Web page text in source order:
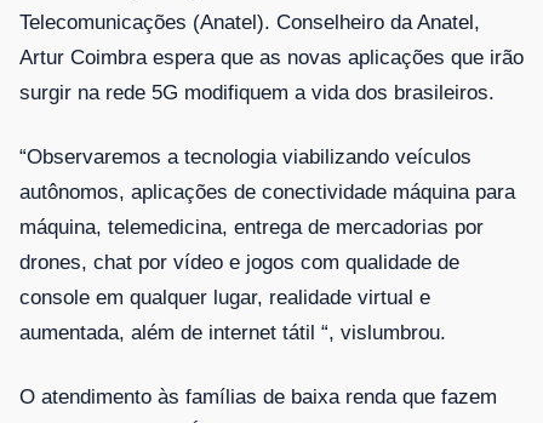
Telecomunicações (Anatel). Conselheiro da Anatel,
Artur Coimbra espera que as novas aplicações que irão
surgir na rede 5G modifiquem a vida dos brasileiros.
“Observaremos a tecnologia viabilizando veículos
autônomos, aplicações de conectividade máquina para
máquina, telemedicina, entrega de mercadorias por
drones, chat por vídeo e jogos com qualidade de
console em qualquer lugar, realidade virtual e
aumentada, além de internet tátil “, vislumbrou.
O atendimento às famílias de baixa renda que fazem